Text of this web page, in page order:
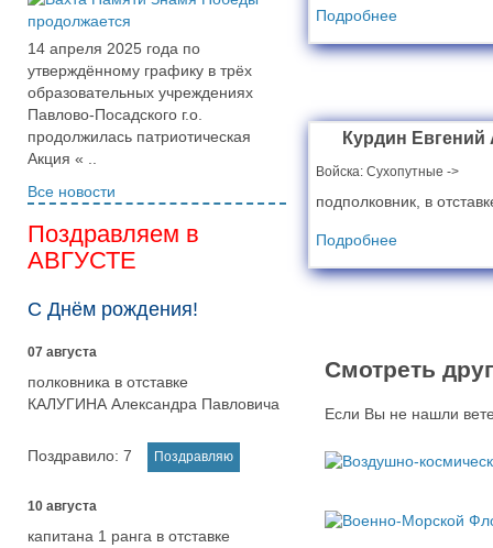
14 апреля 2025 года по
утверждённому графику в трёх
образовательных учреждениях
Павлово-Посадского г.о.
продолжилась патриотическая
Акция « ..
Все новости
Поздравляем в
АВГУСТЕ
С Днём рождения!
07 августа
полковника в отставке
КАЛУГИНА Александра Павловича
Поздравило: 7
10 августа
капитана 1 ранга в отставке
Подробнее
Курдин Евгений
Войска: Cухопутные ->
подполковник, в
Подробнее
Смотреть
Если Вы не нашли